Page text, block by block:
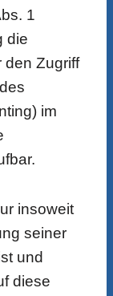
1
die
den Zugriff
im
insoweit
seiner
und
diese